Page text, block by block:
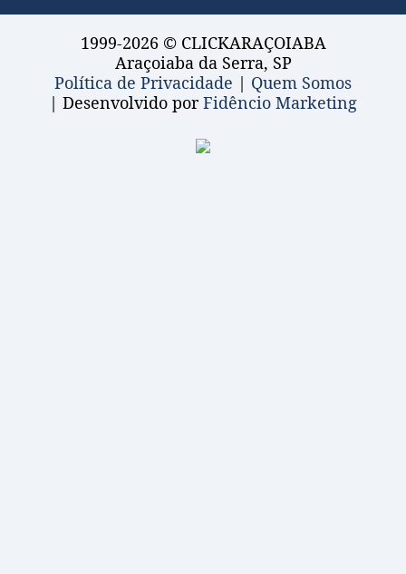
1999-2026 © CLICKARAÇOIABA
Araçoiaba da Serra, SP
Política de Privacidade | Quem Somos
| Desenvolvido porFidêncio Marketing